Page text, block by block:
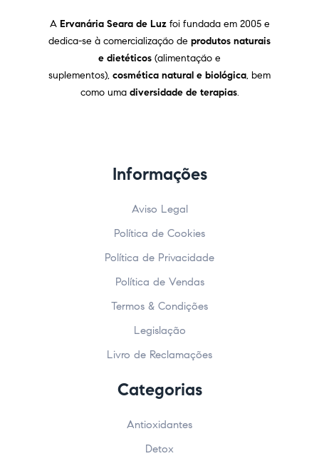
A Ervanária Seara de Luz foi fundada em 2005 e
dedica-se à comercialização de produtos naturais
e dietéticos (alimentação e
suplementos), cosmética natural e biológica, bem
como uma diversidade de terapias.
Informações
Aviso Legal
Política de Cookies
Política de Privacidade
Política de Vendas
Termos & Condições
Legislação
Livro de Reclamações
Categorias
Antioxidantes
Detox